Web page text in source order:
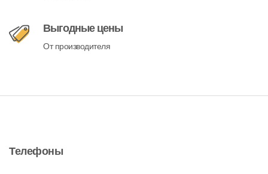
Выгодные цены
От производителя
Телефоны